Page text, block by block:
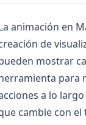
animación en
de
mostrar
para
a lo
cambie con